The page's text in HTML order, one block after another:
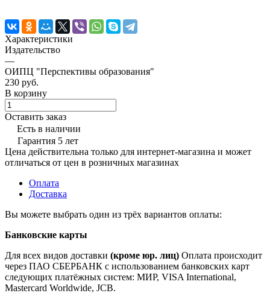
Характеристики
Издательство
—
ОИПЦ "Перспективы образования"
230 руб.
В корзину
Оставить заказ
Есть в наличии
Гарантия 5 лет
Цена действительна только для интернет-магазина и может
отличаться от цен в розничных магазинах
Оплата
Доставка
Вы можете выбрать один из трёх вариантов оплаты:
Банковские карты
Для всех видов доставки (кроме юр. лиц) Оплата происходит
через ПАО СБЕРБАНК с использованием банковских карт
следующих платёжных систем: МИР, VISA International,
Mastercard Worldwide, JCB.